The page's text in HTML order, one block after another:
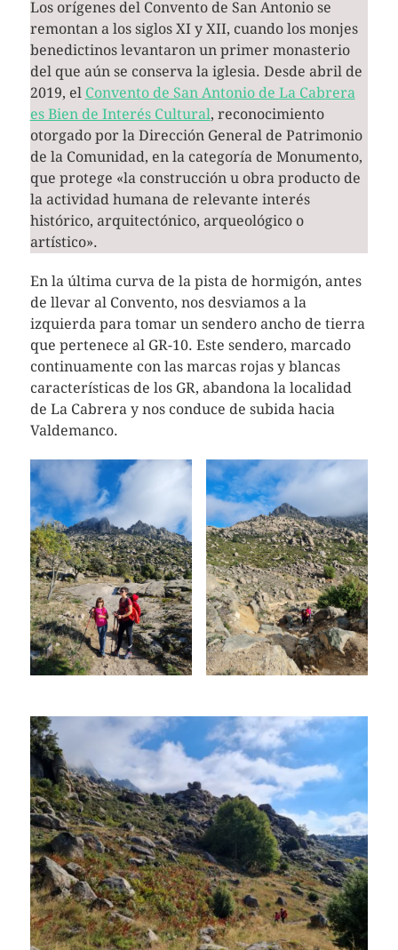
Los orígenes del Convento de San Antonio se
remontan a los siglos XI y XII, cuando los monjes
benedictinos levantaron un primer monasterio
del que aún se conserva la iglesia. Desde abril de
2019, el Convento de San Antonio de La Cabrera
es Bien de Interés Cultural, reconocimiento
otorgado por la Dirección General de Patrimonio
de la Comunidad, en la categoría de Monumento,
que protege «la construcción u obra producto de
la actividad humana de relevante interés
histórico, arquitectónico, arqueológico o
artístico».
En la última curva de la pista de hormigón, antes
de llevar al Convento, nos desviamos a la
izquierda para tomar un sendero ancho de tierra
que pertenece al GR-10. Este sendero, marcado
continuamente con las marcas rojas y blancas
características de los GR, abandona la localidad
de La Cabrera y nos conduce de subida hacia
Valdemanco.